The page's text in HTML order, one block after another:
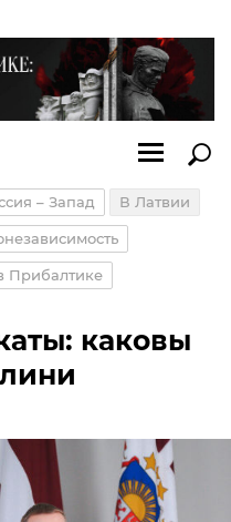
– Запад В Латвии
Прибалтике
каковы